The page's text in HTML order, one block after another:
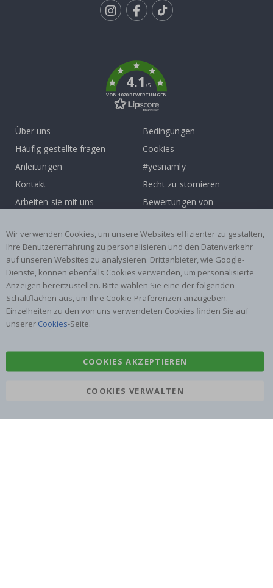
4.1/5
VON 1020 BEWERTUNGEN
Über uns
Häufig gestellte fragen
Anleitungen
Kontakt
Arbeiten sie mit uns
Inspiration
Bedingungen
Cookies
#yesnamly
Recht zu stornieren
Bewertungen von
Beliebte Kategorien
Namensaufkleber
Wandtattoos
Fliesenaufkleber
Poster
Aufkleber
Wir verwenden Cookies, um unsere Websites effizienter zu gestalten,
Ihre Benutzererfahrung zu personalisieren und den Datenverkehr
auf unseren Websites zu analysieren. Drittanbieter, wie Google-
Dienste, können ebenfalls Cookies verwenden, um personalisierte
Anzeigen bereitzustellen. Bitte wählen Sie eine der folgenden
Schaltflächen aus, um Ihre Cookie-Präferenzen anzugeben.
Einzelheiten zu den von uns verwendeten Cookies finden Sie auf
unserer Cookies-Seite.
COOKIES AKZEPTIEREN
COOKIES VERWALTEN